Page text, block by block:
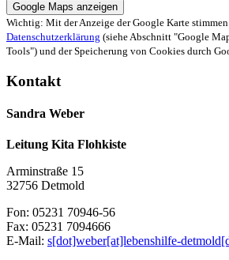
Google Maps anzeigen
Wichtig: Mit der Anzeige der Google Karte stimmen
Datenschutzerklärung (siehe Abschnitt "Google
Tools") und der Speicherung von Cookies durch
Kontakt
Sandra Weber
Leitung Kita Flohkiste
Arminstraße 15
32756 Detmold
Fon: 05231 70946-56
Fax: 05231 7094666
E-Mail: s[dot]weber[at]lebenshilfe-